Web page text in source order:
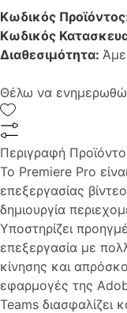
Κωδικός
Κωδικός
Διαθεσιμότητα:
Θέλω να ενημερωθώ
Περιγραφή
Το Premiere Pro
επεξεργασίας
δημιουργία
Υποστηρίζει
επεξεργασία με
κίνησης και
εφαρμογές της
Teams διασφαλίζει